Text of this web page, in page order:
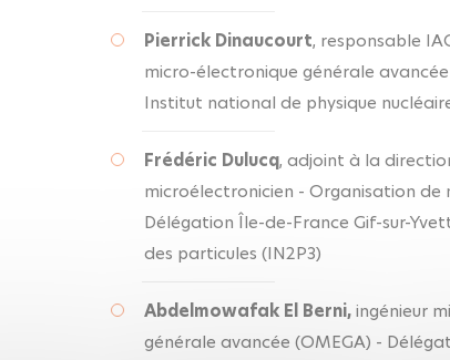
Pierrick Dinaucourt, responsable
micro-électronique générale
Institut national de physique
Frédéric Dulucq, adjoint à la
microélectronicien - Organisation de
Délégation Île-de-France Gif-sur-
des particules (IN2P3)
Abdelmowafak El Berni,ingénieur
générale avancée (OMEGA) -